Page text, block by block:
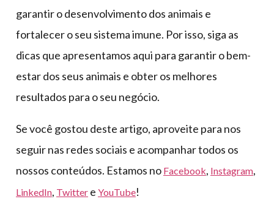
garantir o desenvolvimento dos animais e
fortalecer o seu sistema imune. Por isso, siga as
dicas que apresentamos aqui para garantir o bem-
estar dos seus animais e obter os melhores
resultados para o seu negócio.
Se você gostou deste artigo, aproveite para nos
seguir nas redes sociais e acompanhar todos os
nossos conteúdos. Estamos no Facebook, Instagram,
LinkedIn, Twitter e YouTube!